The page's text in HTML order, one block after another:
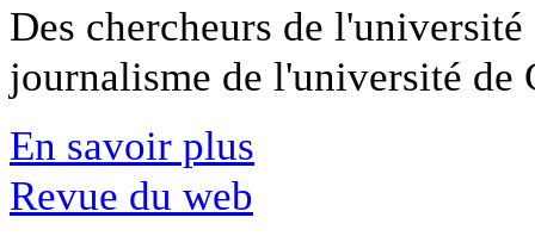
Des chercheurs de
journalisme de l'université
En savoir plus
Revue du web